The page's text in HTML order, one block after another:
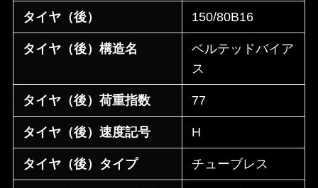
タイヤ（後） 150/80B16
タイヤ（後）構造名
ベルテッドバイア
ス
タイヤ（後）荷重指数 77
タイヤ（後）速度記号 H
タイヤ（後）タイプ チューブレス